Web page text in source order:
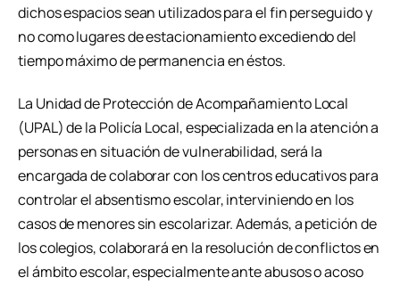
dichos espacios sean utilizados para el fin perseguido y
no como lugares de estacionamiento excediendo del
tiempo máximo de permanencia en éstos.
La Unidad de Protección de Acompañamiento Local
(UPAL) de la Policía Local, especializada en la atención a
personas en situación de vulnerabilidad, será la
encargada de colaborar con los centros educativos para
controlar el absentismo escolar, interviniendo en los
casos de menores sin escolarizar. Además, a petición de
los colegios, colaborará en la resolución de conflictos en
el ámbito escolar, especialmente ante abusos o acoso